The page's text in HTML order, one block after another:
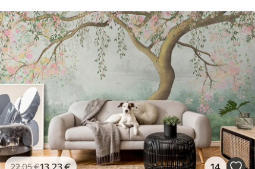
22.05€13.23€ 14